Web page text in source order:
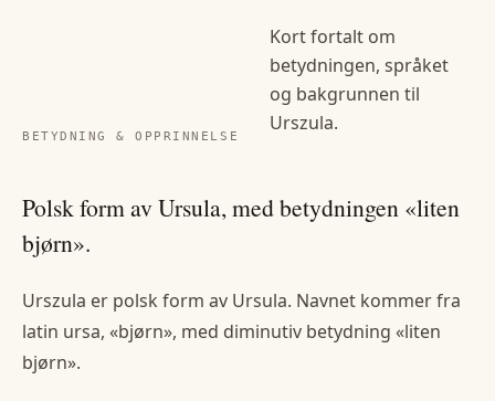
BETYDNING & OPPRINNELSE
Kort fortalt om
betydningen, språket
og bakgrunnen til
Urszula.
Polsk form av Ursula, med betydningen «liten
bjørn».
Urszula er polsk form av Ursula. Navnet kommer fra
latin ursa, «bjørn», med diminutiv betydning «liten
bjørn».